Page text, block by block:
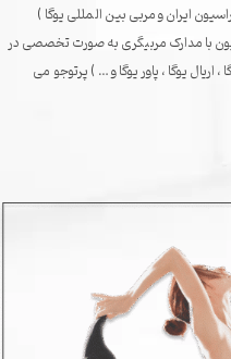
ایران و مربی بین المللی یوگا )
با مدارک مربیگری به صورت تخصصی در
اریال یوگا ، پاور یوگا و ‌… ) پرتوجو می